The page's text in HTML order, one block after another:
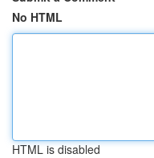
No HTML
HTML is disabled